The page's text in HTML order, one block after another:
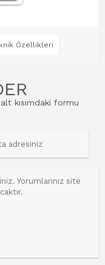
Özellikleri
kısımdaki formu